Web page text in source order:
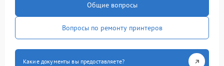
Общие вопросы
Вопросы по ремонту принтеров
Какие документы вы предоставляете?